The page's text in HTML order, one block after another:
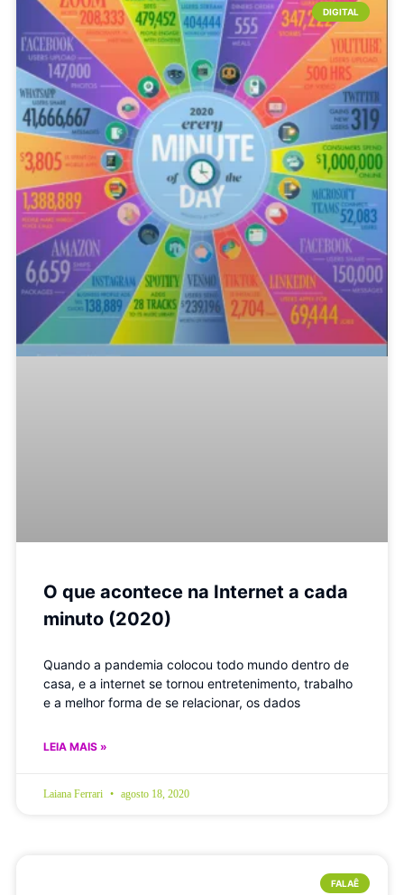
DIGITAL
O que acontece na Internet a cada
minuto (2020)
Quando a pandemia colocou todo mundo dentro de
casa, e a internet se tornou entretenimento, trabalho
e a melhor forma de se relacionar, os dados
LEIA MAIS »
Laiana Ferrari agosto 18, 2020
FALAÊ